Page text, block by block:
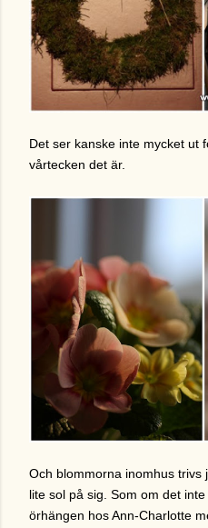
Det ser kanske inte mycket ut
vårtecken det är.
Och blommorna inomhus
lite sol på sig. Som om det
örhängen hos Ann-Charlotte